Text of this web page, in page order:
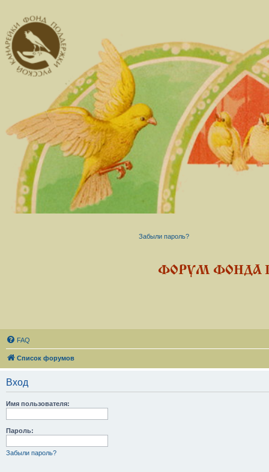
Забыли пароль?
ФОРУМ ФОНДА
FAQ
Список форумов
Вход
Имя пользователя:
Пароль:
Забыли пароль?